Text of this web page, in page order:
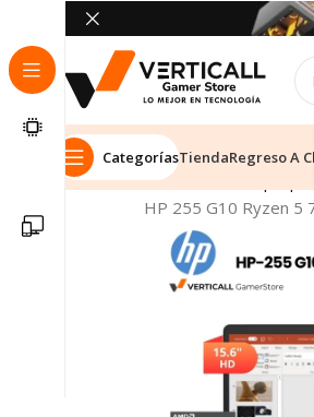
CategoríasTiendaRegreso A
Inicio
HP 255 G10 Ryzen 5